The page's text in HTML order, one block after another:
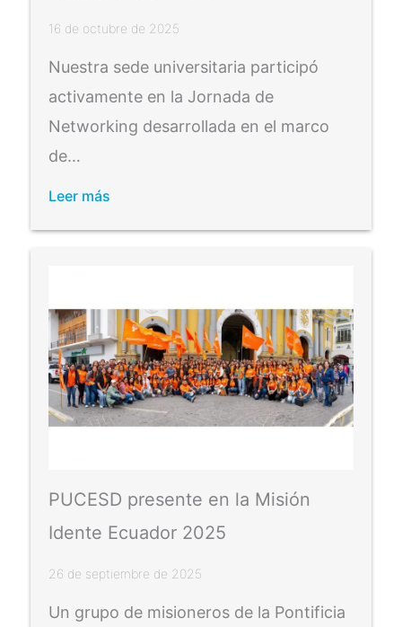
16 de octubre de 2025
Nuestra sede universitaria participó
activamente en la Jornada de
Networking desarrollada en el marco
de…
Leer más
PUCESD presente en la Misión
Idente Ecuador 2025
26 de septiembre de 2025
Un grupo de misioneros de la Pontificia